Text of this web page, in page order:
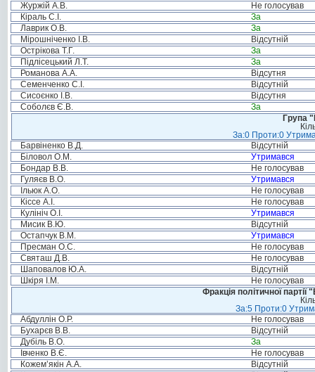
Журжій А.В.
Не голосував
Кіраль С.І.
За
Лаврик О.В.
За
Мірошніченко І.В.
Відсутній
Острікова Т.Г.
За
Підлісецький Л.Т.
За
Романова А.А.
Відсутня
Семенченко С.І.
Відсутній
Сисоєнко І.В.
Відсутня
Соболєв Є.В.
За
Група
За:0 Проти:0
Барвіненко В.Д.
Відсутній
Біловол О.М.
Утримався
Бондар В.В.
Не голосував
Гуляєв В.О.
Утримався
Ільюк А.О.
Не голосував
Кіссе А.І.
Не голосував
Кулініч О.І.
Утримався
Мисик В.Ю.
Відсутній
Остапчук В.М.
Утримався
Пресман О.С.
Не голосував
Святаш Д.В.
Не голосував
Шаповалов Ю.А.
Відсутній
Шкіря І.М.
Не голосував
Фракція політичної
За:5 Проти:0
Абдуллін О.Р.
Не голосував
Бухарєв В.В.
Відсутній
Дубіль В.О.
За
Івченко В.Є.
Не голосував
Кожем’якін А.А.
Відсутній